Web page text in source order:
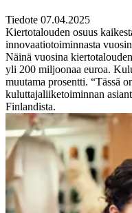
Tiedote 07.04.2025
Kiertotalouden osuus
innovaatiotoiminnasta
Näinä vuosina
yli 200 miljoonaa euroa.
muutama prosentti. “Tässä
kuluttajaliiketoiminnan
Finlandista.